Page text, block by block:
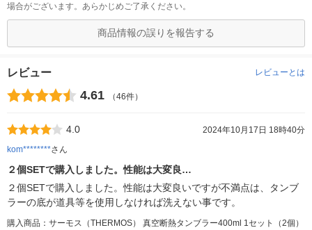
場合がございます。あらかじめご了承ください。
商品情報の誤りを報告する
レビュー レビューとは
4.61 （46件）
4.0
2024年10月17日 18時40分
kom********さん
２個SETで購入しました。性能は大変良…
２個SETで購入しました。性能は大変良いですが不満点は、タンブ
ラーの底が道具等を使用しなければ洗えない事です。
購入商品：サーモス（THERMOS） 真空断熱タンブラー400ml 1セット（2個）